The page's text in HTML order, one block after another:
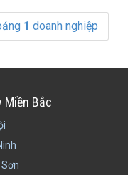
1 doanh nghiệp
Miền Bắc
Sơn